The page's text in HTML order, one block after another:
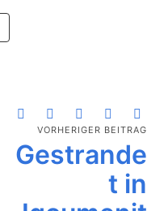
VORHERIGER BEITRAG
Gestrande
t in